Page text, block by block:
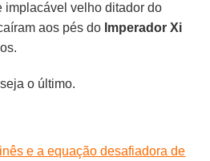
implacável velho ditador do
aos pés do Imperador Xi
o último.
e a equação desafiadora de